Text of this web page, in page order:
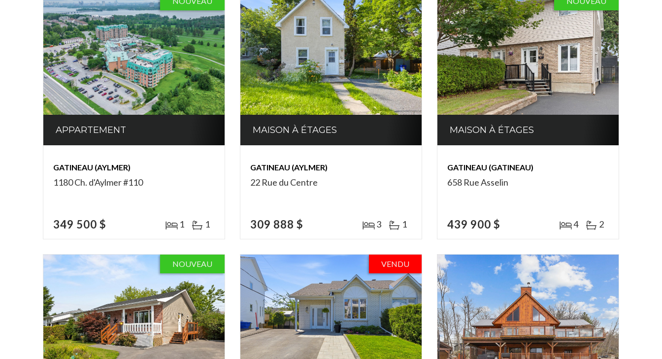
APPARTEMENT
GATINEAU (AYLMER)
1180 Ch. d'Aylmer #110
349 500 $ 1 1
MAISON À ÉTAGES
GATINEAU (AYLMER)
22 Rue du Centre
309 888 $ 3 1
MAISON À ÉTAGES
GATINEAU (GATINEAU)
658 Rue Asselin
439 900 $ 4 2
NOUVEAU VENDU